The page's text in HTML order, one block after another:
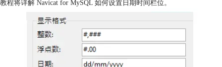
教程将详解 Navicat for MySQL 如何设置日期时间栏位。